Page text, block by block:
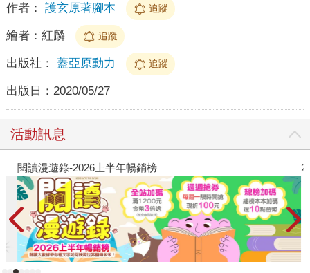
作者： 護玄原著腳本 追蹤
繪者： 紅麟 追蹤
出版社： 蓋亞原動力 追蹤
出版日： 2020/05/27
活動訊息
閱讀漫遊錄-2026上半年暢銷榜